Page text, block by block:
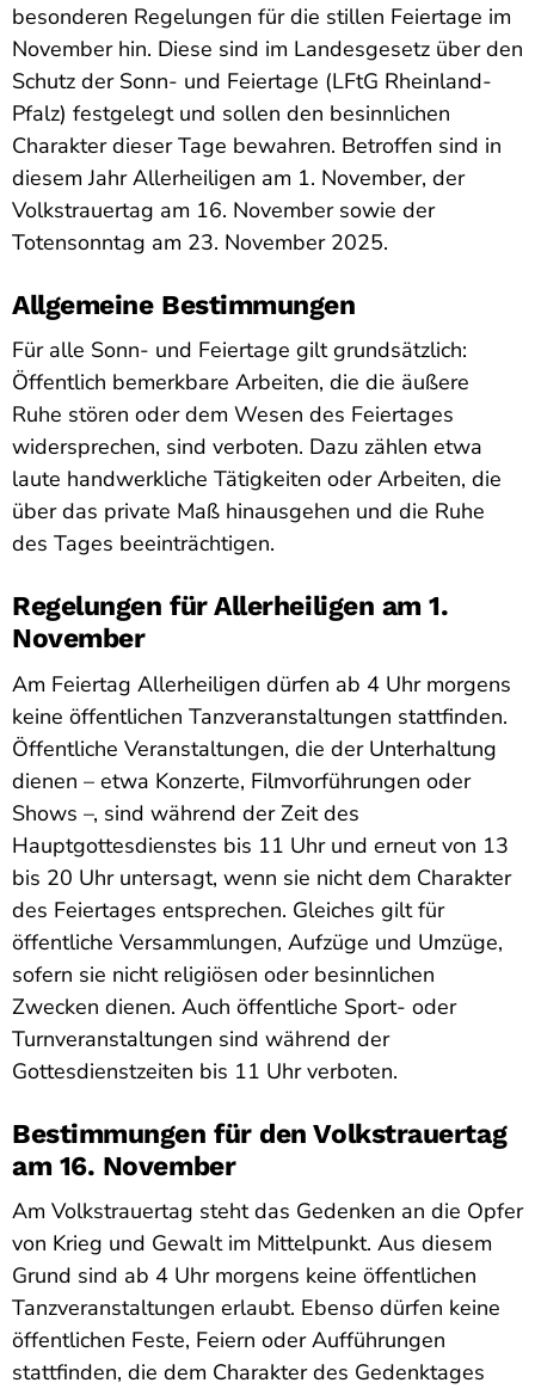
besonderen Regelungen für die stillen Feiertage im
November hin. Diese sind im Landesgesetz über den
Schutz der Sonn- und Feiertage (LFtG Rheinland-
Pfalz) festgelegt und sollen den besinnlichen
Charakter dieser Tage bewahren. Betroffen sind in
diesem Jahr Allerheiligen am 1. November, der
Volkstrauertag am 16. November sowie der
Totensonntag am 23. November 2025.
Allgemeine Bestimmungen
Für alle Sonn- und Feiertage gilt grundsätzlich:
Öffentlich bemerkbare Arbeiten, die die äußere
Ruhe stören oder dem Wesen des Feiertages
widersprechen, sind verboten. Dazu zählen etwa
laute handwerkliche Tätigkeiten oder Arbeiten, die
über das private Maß hinausgehen und die Ruhe
des Tages beeinträchtigen.
Regelungen für Allerheiligen am 1.
November
Am Feiertag Allerheiligen dürfen ab 4 Uhr morgens
keine öffentlichen Tanzveranstaltungen stattfinden.
Öffentliche Veranstaltungen, die der Unterhaltung
dienen – etwa Konzerte, Filmvorführungen oder
Shows –, sind während der Zeit des
Hauptgottesdienstes bis 11 Uhr und erneut von 13
bis 20 Uhr untersagt, wenn sie nicht dem Charakter
des Feiertages entsprechen. Gleiches gilt für
öffentliche Versammlungen, Aufzüge und Umzüge,
sofern sie nicht religiösen oder besinnlichen
Zwecken dienen. Auch öffentliche Sport- oder
Turnveranstaltungen sind während der
Gottesdienstzeiten bis 11 Uhr verboten.
Bestimmungen für den Volkstrauertag
am 16. November
Am Volkstrauertag steht das Gedenken an die Opfer
von Krieg und Gewalt im Mittelpunkt. Aus diesem
Grund sind ab 4 Uhr morgens keine öffentlichen
Tanzveranstaltungen erlaubt. Ebenso dürfen keine
öffentlichen Feste, Feiern oder Aufführungen
stattfinden, die dem Charakter des Gedenktages